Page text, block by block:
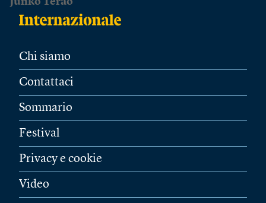
Chi siamo
Contattaci
Sommario
Festival
Privacy e cookie
Video